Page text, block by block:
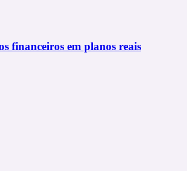
financeiros em planos reais